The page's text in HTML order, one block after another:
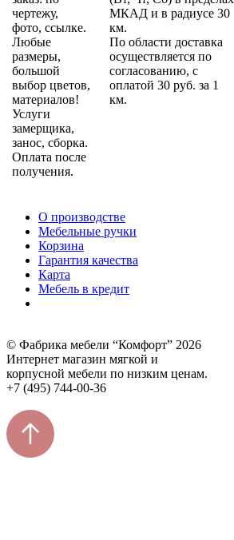
чертежу,
фото, ссылке.
Любые
размеры,
большой
выбор цветов,
материалов!
Услуги
замерщика,
занос, сборка.
Оплата после
получения.
МКАД и в радиусе 30
км.
По области доставка
осуществляется по
согласованию, с
оплатой 30 руб. за 1
км.
О производстве
Мебельные ручки
Корзина
Гарантия качества
Карта
Мебель в кредит
© Фабрика мебели “Комфорт” 2026
Интернет магазин мягкой и
корпусной мебели по низким ценам.
+7 (495) 744-00-36